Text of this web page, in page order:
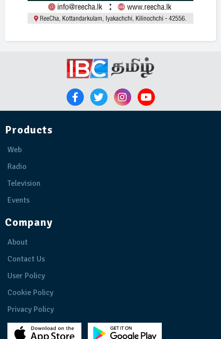
Products
Web
Radio
Television
Events
Company
About
Contact Us
User Policy
Cookie Policy
Privacy Policy